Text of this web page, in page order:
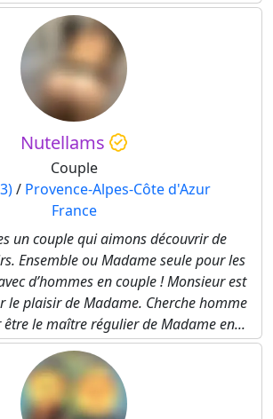
Nutellams
Couple
/ Provence-Alpes-Côte d'Azur
France
un couple qui aimons découvrir de
Ensemble ou Madame seule pour les
d’hommes en couple ! Monsieur est
le plaisir de Madame. Cherche homme
le maître régulier de Madame en...